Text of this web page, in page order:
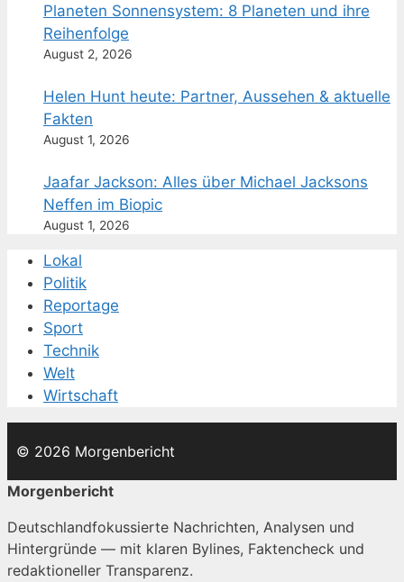
Planeten Sonnensystem: 8 Planeten und ihre
Reihenfolge
August 2, 2026
Helen Hunt heute: Partner, Aussehen & aktuelle
Fakten
August 1, 2026
Jaafar Jackson: Alles über Michael Jacksons
Neffen im Biopic
August 1, 2026
Lokal
Politik
Reportage
Sport
Technik
Welt
Wirtschaft
© 2026 Morgenbericht
Morgenbericht
Deutschlandfokussierte Nachrichten, Analysen und
Hintergründe — mit klaren Bylines, Faktencheck und
redaktioneller Transparenz.